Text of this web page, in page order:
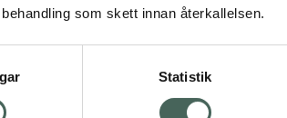
som skett innan återkallelsen.
Statistik
online Kampanjpris online